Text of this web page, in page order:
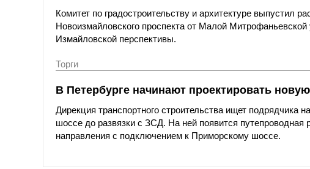
Комитет по градостроительству и архитектуре выпустил
Новоизмайловского проспекта от Малой
Измайловской перспективы.
Торги
В Петербурге начинают проектировать
Дирекция транспортного строительства ищет подрядчика
шоссе до развязки с ЗСД. На ней появится путепроводная
направления с подключением к Приморскому шоссе.